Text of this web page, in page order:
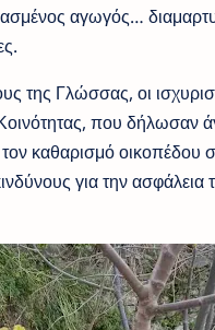
αγωγός…
της Γλώσσας, οι
που δήλωσαν
καθαρισμό οικοπέδου
για την ασφάλεια